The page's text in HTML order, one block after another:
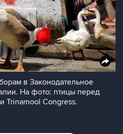
в Законодательное
На фото: птицы перед
Trinamool Congress.